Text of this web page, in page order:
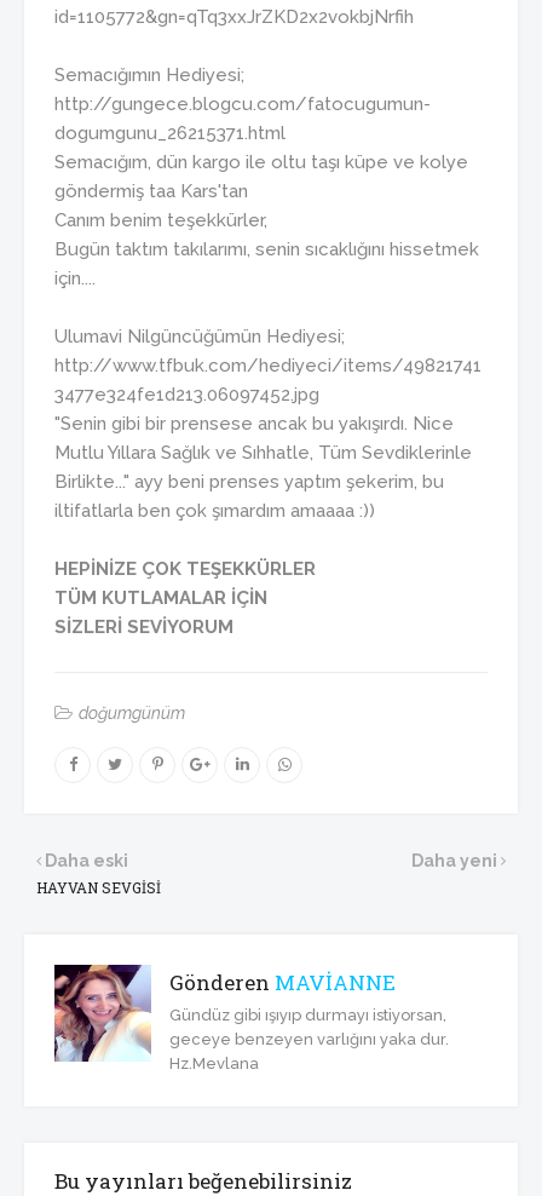
id=1105772&gn=qTq3xxJrZKD2x2vokbjNrfih
Semacığımın Hediyesi;
http://gungece.blogcu.com/fatocugumun-
dogumgunu_26215371.html
Semacığım, dün kargo ile oltu taşı küpe ve kolye
göndermiş taa Kars'tan
Canım benim teşekkürler,
Bugün taktım takılarımı, senin sıcaklığını hissetmek
için....
Ulumavi Nilgüncüğümün Hediyesi;
http://www.tfbuk.com/hediyeci/items/49821741
3477e324fe1d213.06097452.jpg
"Senin gibi bir prensese ancak bu yakışırdı. Nice
Mutlu Yıllara Sağlık ve Sıhhatle, Tüm Sevdiklerinle
Birlikte..." ayy beni prenses yaptım şekerim, bu
iltifatlarla ben çok şımardım amaaaa :))
HEPİNİZE ÇOK TEŞEKKÜRLER
TÜM KUTLAMALAR İÇİN
SİZLERİ SEVİYORUM
doğumgünüm
Daha yeni
Daha eski
HAYVAN SEVGİSİ
Gönderen MAVİANNE
Gündüz gibi ışıyıp durmayı istiyorsan,
geceye benzeyen varlığını yaka dur.
Hz.Mevlana
Bu yayınları beğenebilirsiniz